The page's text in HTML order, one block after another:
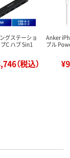
グステーショ
C ハブ 5in1
（税込）
Anker
ブル